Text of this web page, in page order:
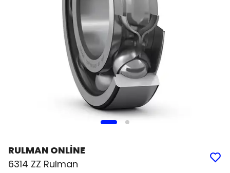
RULMAN ONLİNE
6314 ZZ Rulman